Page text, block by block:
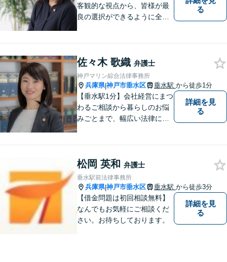
客観的な視点から、皆様が最
良の選択ができるように全力
は数多くあります。 小さな悩
み事が大きなトラブルや事件
になってしまう前に、ご相談
ください。
る
佐々木 歌織 弁護士
神戸マリン綜合法律事務所
兵庫県|神戸市垂水区 垂水駅 から徒歩1分
【垂水駅1分】会社経営にまつ
わるご相談から暮らしのお悩
みごとまで、幅広い法律にま
ますので、悩まれる前に、お
早めにご相談ください。
詳細を見
る
松岡 英和 弁護士
垂水駅前法律事務所
兵庫県|神戸市垂水区 垂水駅 から徒歩3分
【借金問題は初回相談無料】
なんでもお気軽にご相談くだ
さい。お待ちしております。
詳細を見
る